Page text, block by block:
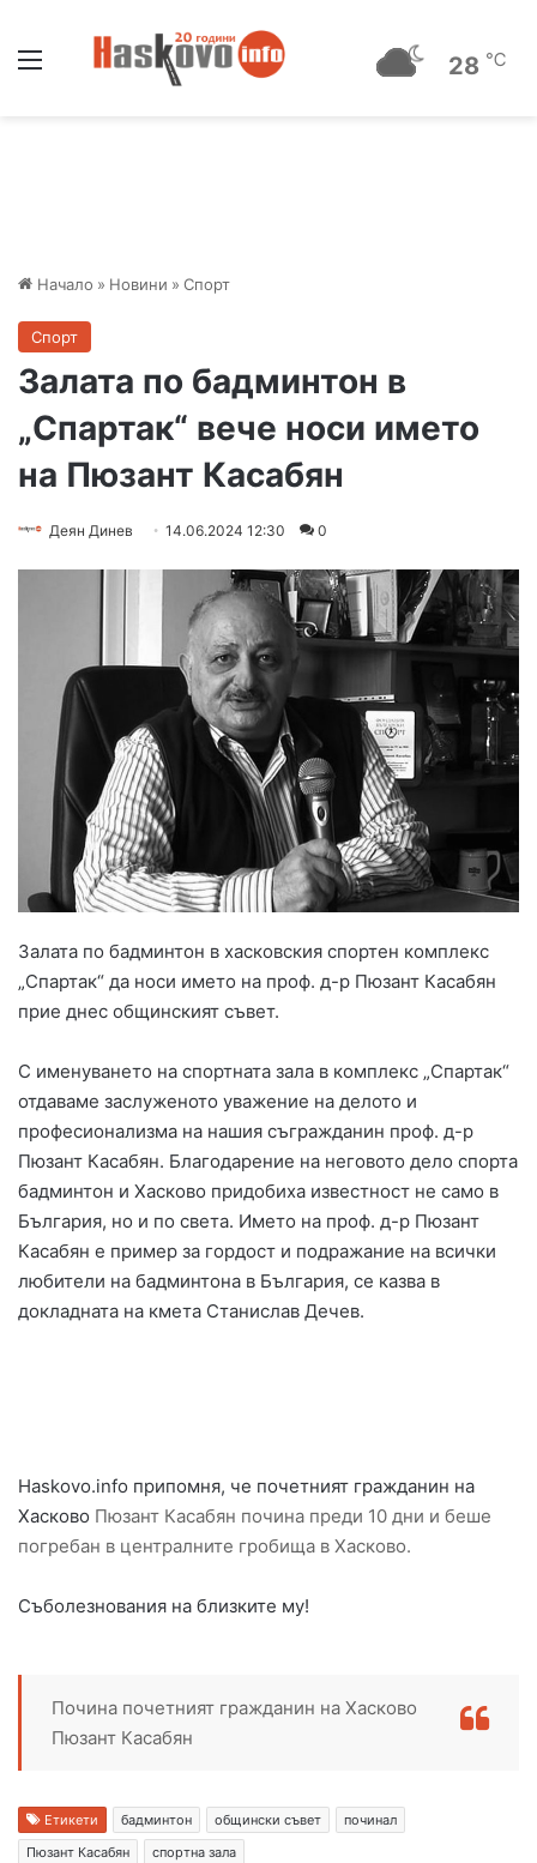
28 ℃
Начало » Новини » Спорт
Спорт
Залата по бадминтон в
„Спартак“ вече носи името
на Пюзант Касабян
Деян Динев 14.06.2024 12:30 0
Залата по бадминтон в хасковския спортен комплекс
„Спартак“ да носи името на проф. д-р Пюзант Касабян
прие днес общинският съвет.
С именуването на спортната зала в комплекс „Спартак“
отдаваме заслуженото уважение на делото и
професионализма на нашия съгражданин проф. д-р
Пюзант Касабян. Благодарение на неговото дело спорта
бадминтон и Хасково придобиха известност не само в
България, но и по света. Името на проф. д-р Пюзант
Касабян е пример за гордост и подражание на всички
любители на бадминтона в България, се казва в
докладната на кмета Станислав Дечев.
Haskovo.info припомня, че почетният гражданин на
Хасково Пюзант Касабян почина преди 10 дни и беше
погребан в централните гробища в Хасково.
Съболезнования на близките му!
Почина почетният гражданин на Хасково
Пюзант Касабян
Етикети бадминтон общински съвет
починал
Пюзант Касабян
спортна зала